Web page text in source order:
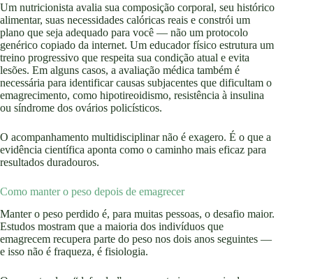
Um nutricionista avalia sua composição corporal, seu histórico
alimentar, suas necessidades calóricas reais e constrói um
plano que seja adequado para você — não um protocolo
genérico copiado da internet. Um educador físico estrutura um
treino progressivo que respeita sua condição atual e evita
lesões. Em alguns casos, a avaliação médica também é
necessária para identificar causas subjacentes que dificultam o
emagrecimento, como hipotireoidismo, resistência à insulina
ou síndrome dos ovários policísticos.
O acompanhamento multidisciplinar não é exagero. É o que a
evidência científica aponta como o caminho mais eficaz para
resultados duradouros.
Como manter o peso depois de emagrecer
Manter o peso perdido é, para muitas pessoas, o desafio maior.
Estudos mostram que a maioria dos indivíduos que
emagrecem recupera parte do peso nos dois anos seguintes —
e isso não é fraqueza, é fisiologia.